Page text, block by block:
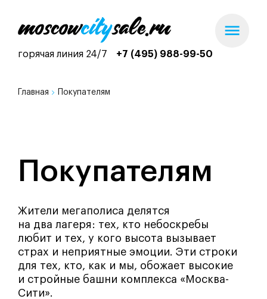
горячая линия 24/7 +7 (495) 988-99-50
Главная Покупателям
Покупателям
Жители мегаполиса делятся
на два лагеря: тех, кто небоскребы
любит и тех, у кого высота вызывает
страх и неприятные эмоции. Эти строки
для тех, кто, как и мы, обожает высокие
и стройные башни комплекса «Москва-
Сити».